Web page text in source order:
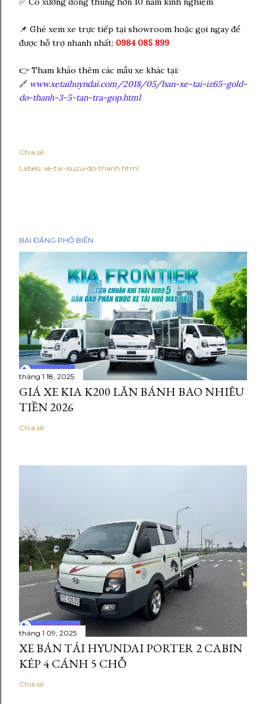
📌 Ghé xem xe trực tiếp tại showroom hoặc gọi ngay để
được hỗ trợ nhanh nhất: 0984 085 899
👉 Tham khảo thêm các mẫu xe khác tại:
🔗 www.xetaihuyndai.com/2018/05/ban-xe-tai-iz65-gold-
do-thanh-3-5-tan-tra-gop.html
Chia sẻ
Labels: xe-tai-isuzu-do-thanh.html
BÀI ĐĂNG PHỔ BIẾN
tháng 1 18, 2025
GIÁ XE KIA K200 LĂN BÁNH BAO NHIÊU
TIỀN 2026
Chia sẻ
tháng 1 09, 2025
XE BÁN TẢI HYUNDAI PORTER 2 CABIN
KÉP 4 CÁNH 5 CHỖ
Chia sẻ